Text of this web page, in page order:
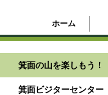
ホーム
箕面の山を楽しもう！
箕面ビジターセンター